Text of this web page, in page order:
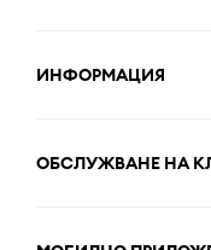
ИНФОРМАЦИЯ
ОБСЛУЖВАНЕ НА